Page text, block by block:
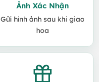
Ảnh Xác Nhận
Gửi hình ảnh sau khi giao
hoa